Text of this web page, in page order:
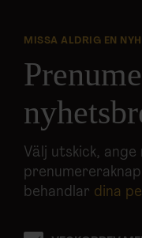
MISSA ALDRIG EN
Välj utskick,
behandlar dina